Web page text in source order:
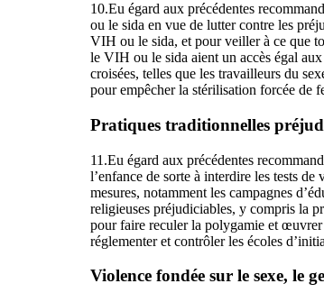
10.Eu égard aux précédentes
ou le sida en vue de lutter contre les
VIH ou le sida, et pour veiller à ce que
le VIH ou le sida aient un accès égal
croisées, telles que les travailleurs du
pour empêcher la stérilisation forcée de
Pratiques traditionnelles
11.Eu égard aux précédentes
l’enfance de sorte à interdire les tests
mesures, notamment les campagnes
religieuses préjudiciables, y compris la
pour faire reculer la polygamie et
réglementer et contrôler les écoles
Violence fondée sur le sexe, le